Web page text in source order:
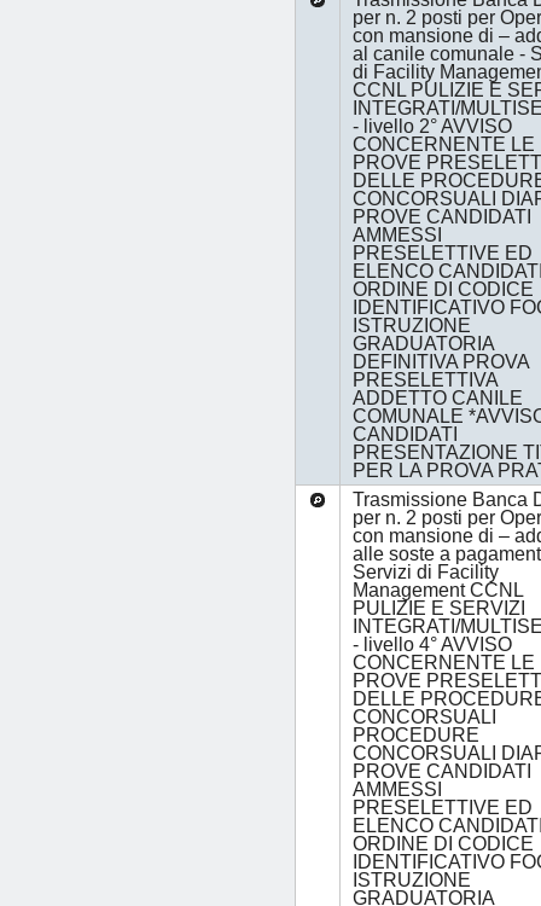
per n. 2 posti per
con mansione di –
al canile comunale -
di Facility
CCNL PULIZIE E
INTEGRATI/
- livello 2° AVVISO
CONCERNENTE LE
PROVE
DELLE
CONCORSUALI
PROVE CANDIDATI
AMMESSI
PRESELETTIVE ED
ELENCO
ORDINE DI CODICE
IDENTIFICATIVO
ISTRUZIONE
GRADUATORIA
DEFINITIVA PROVA
PRESELETTIVA
ADDETTO CANILE
COMUNALE
CANDIDATI
PRESENTAZIONE
PER LA PROVA
Trasmissione Banca
per n. 2 posti per
con mansione di –
alle soste a
Servizi di Facility
Management CCNL
PULIZIE E SERVIZI
INTEGRATI/
- livello 4° AVVISO
CONCERNENTE LE
PROVE
DELLE
CONCORSUALI
PROCEDURE
CONCORSUALI
PROVE CANDIDATI
AMMESSI
PRESELETTIVE ED
ELENCO
ORDINE DI CODICE
IDENTIFICATIVO
ISTRUZIONE
GRADUATORIA